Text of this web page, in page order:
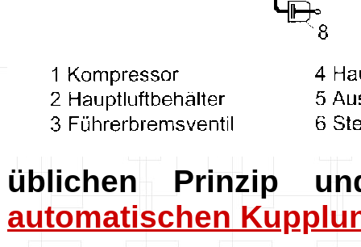
üblichen Prinzip
automatischen